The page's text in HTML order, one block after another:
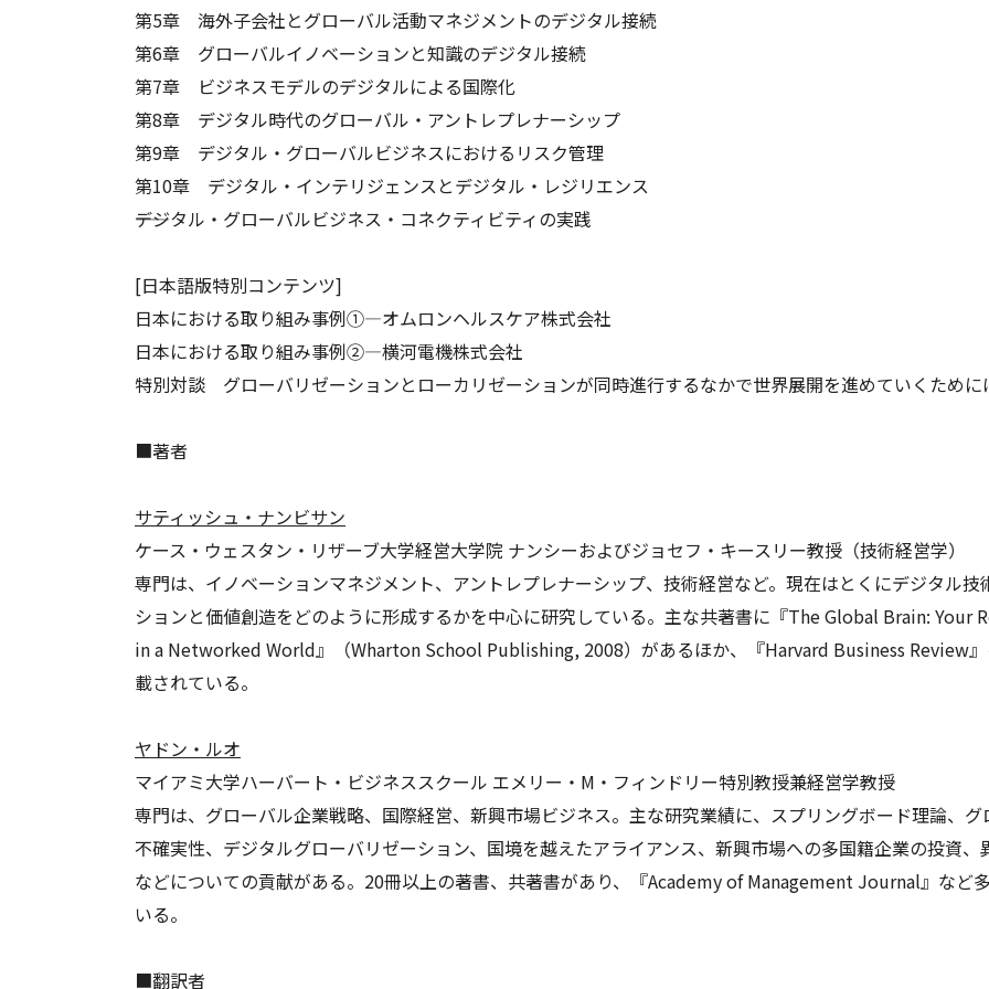
第5章 海外子会社とグローバル活動マネジメントのデジタル接続
第6章 グローバルイノベーションと知識のデジタル接続
第7章 ビジネスモデルのデジタルによる国際化
第8章 デジタル時代のグローバル・アントレプレナーシップ
第9章 デジタル・グローバルビジネスにおけるリスク管理
第10章 デジタル・インテリジェンスとデジタル・レジリエンス
――デジタル・グローバルビジネス・コネクティビティの実践
[日本語版特別コンテンツ]
日本における取り組み事例➀―オムロンヘルスケア株式会社
日本における取り組み事例②―横河電機株式会社
特別対談 グローバリゼーションとローカリゼーションが同時進行するなかで世界展開を進めていくために
■著者
サティッシュ・ナンビサン
ケース・ウェスタン・リザーブ大学経営大学院 ナンシーおよびジョセフ・キースリー教授（技術経営学）
専門は、イノベーションマネジメント、アントレプレナーシップ、技術経営など。現在はとくにデジタル
ションと価値創造をどのように形成するかを中心に研究している。主な共著書に『The Global Brain:
in a Networked World』（Wharton School Publishing, 2008）があるほか、『Harvard Business Review
載されている。
ヤドン・ルオ
マイアミ大学ハーバート・ビジネススクール エメリー・M・フィンドリー特別教授兼経営学教授
専門は、グローバル企業戦略、国際経営、新興市場ビジネス。主な研究業績に、スプリングボード理論、
不確実性、デジタルグローバリゼーション、国境を越えたアライアンス、新興市場への多国籍企業の投資
などについての貢献がある。20冊以上の著書、共著書があり、『Academy of Management Journal』など
いる。
■翻訳者